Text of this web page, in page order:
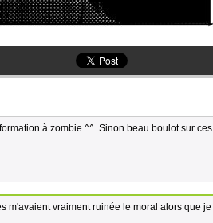
à zombie ^^. Sinon beau boulot sur ces
m'avaient vraiment ruinée le moral alors que je